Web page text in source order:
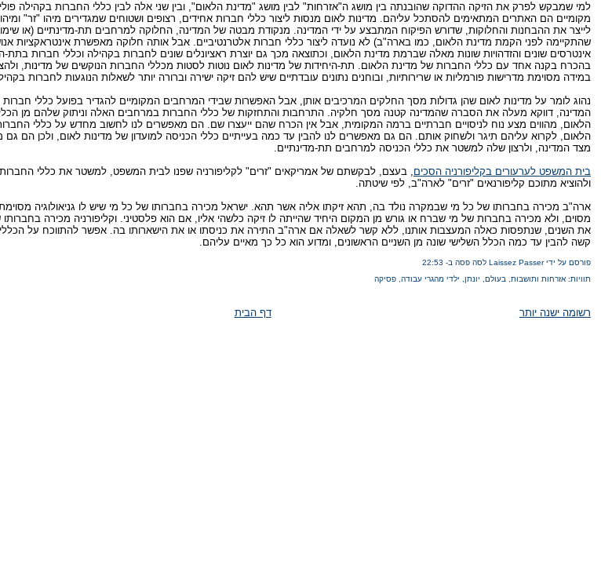
למי שמבקש לפרק את הזיקה ההדוקה שהובנתה בין מושג ה"אזרחות" לבין מושג "מדינת הלאום", ובין שני אלה לבין כללי החברות בקהילה
מקומיים הם האתרים המתאימים להסתכל עליהם. מדינות לאום מנסות ליצור כללי חברות אחידים, רצופים ושטוחים שמגדירים מיהו "זר"
לייצר את ההבחנות והחלוקות, שדורש הפיקוח המתבצע על ידי המדינה. מנקודת מבטה של המדינה, החלוקה למרחבים תת-מדינתיים (או
שהתקיימה לפני הקמת מדינת הלאום, כמו בארה"ב) לא נועדה ליצור כללי חברות אלטרנטיביים. אבל אותה חלוקה מאפשרת אינטראקציות
אינטרסים שונים והזדהויות שונות מאלה שברמת מדינת הלאום, וכתוצאה מכך גם יוצרת ראציונלים שונים לחברות בקהילה וכללי חברות בתת-
בהכרח בקנה אחד עם כללי החברות של מדינת הלאום. תת-היחידות של מדינות לאום נוטות לסטות מכללי החברות הנוקשים של מדינות,
במידה מסוימת מדרישות פורמליות או שרירותיות, ובוחנים נתונים עובדתיים שיש להם זיקה ישירה וברורה יותר לשאלות הנוגעות לחברות
נהוג לומר על מדינות לאום שהן גדולות מסך החלקים המרכיבים אותן, אבל האפשרות שבידי המרחבים המקומיים להגדיר בפועל כללי
המדינה, דווקא מעלה את הסברה שהמדינה קטנה מסך חלקיה. התרחבות והתחזקות של כללי החברות במרחבים האלה וניתוק שלהם מן
הלאום, מהווים מצע נוח לניסויים חברתיים ברמה המקומית, אבל אין הכרח שהם ייעצרו שם. הם מאפשרים לנו לחשוב מחדש על כללי
הלאום, לקרוא עליהם תיגר ולשחוק אותם. הם גם מאפשרים לנו להבין עד כמה בעייתיים כללי הכניסה למועדון של מדינות לאום, ולכן הם גם
מצד המדינה, ולרצון שלה למשטר את כללי הכניסה למרחבים תת-מדינתיים.
בית המשפט לערעורים בקליפורניה הסכים, בעצם, לבקשתם של אמריקאים "זרים" לקליפורניה שפנו לבית המשפט, למשטר את כללי החברות
ולהוציא מתוכם קליפורנאים "זרים" לארה"ב, לפי שיטתה.
ארה"ב מכירה בחברותו של כל מי שבמקרה נולד בה, תהא זיקתו אליה אשר תהא. ישראל מכירה בחברותו של כל מי שיש לו גניאולוגיה
מסוים, ולא מכירה בחברות של מי שברח או גורש מן המקום היחיד שהייתה לו זיקה כלשהי אליו, אם הוא פלסטיני. וקליפורניה מכירה
את השנים, שנתפסות כאלה המעצבות אותנו, ללא קשר לשאלה אם ארה"ב התירה את כניסתו או את הישארותו בה. אפשר להתווכח על
קשה להבין עד כמה הכלל השלישי שונה מן השניים הראשונים, ומדוע הוא כל כך מאיים עליהם.
פורסם על ידי Laissez Passer לסה פסה ב- 22:53
תוויות: אזרחות ותושבות, בעולם, יונתן, ילדי מהגרי עבודה, פסיקה
רשומה ישנה יותר דף הבית